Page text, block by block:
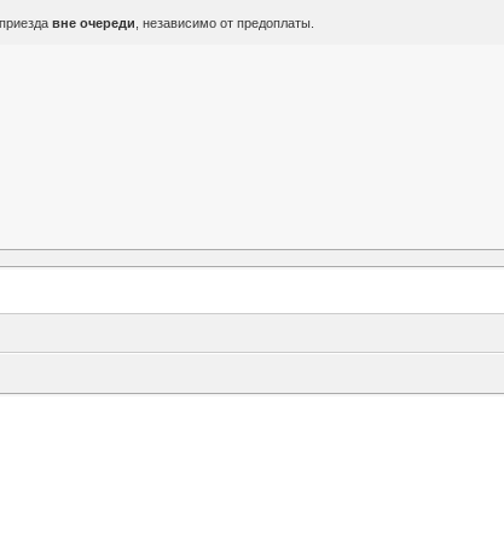
вне очереди , независимо от предоплаты.